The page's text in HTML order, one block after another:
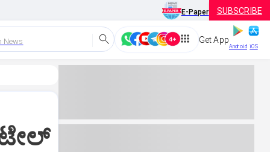
E-Paper SUBSCRIBE
News Get App
Android iOS